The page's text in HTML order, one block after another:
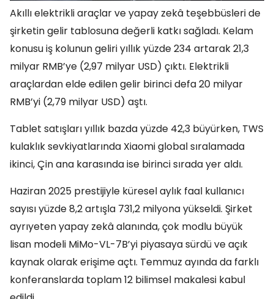
Akıllı elektrikli araçlar ve yapay zekâ teşebbüsleri de
şirketin gelir tablosuna değerli katkı sağladı. Kelam
konusu iş kolunun geliri yıllık yüzde 234 artarak 21,3
milyar RMB’ye (2,97 milyar USD) çıktı. Elektrikli
araçlardan elde edilen gelir birinci defa 20 milyar
RMB’yi (2,79 milyar USD) aştı.
Tablet satışları yıllık bazda yüzde 42,3 büyürken, TWS
kulaklık sevkiyatlarında Xiaomi global sıralamada
ikinci, Çin ana karasında ise birinci sırada yer aldı.
Haziran 2025 prestijiyle küresel aylık faal kullanıcı
sayısı yüzde 8,2 artışla 731,2 milyona yükseldi. Şirket
ayrıyeten yapay zekâ alanında, çok modlu büyük
lisan modeli MiMo-VL-7B’yi piyasaya sürdü ve açık
kaynak olarak erişime açtı. Temmuz ayında da farklı
konferanslarda toplam 12 bilimsel makalesi kabul